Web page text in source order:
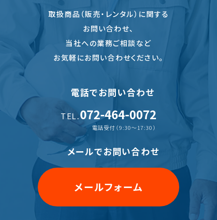
取扱商品（販売・レンタル）に関する
お問い合わせ、
当社への業務ご相談など
お気軽にお問い合わせください。
電話でお問い合わせ
TEL.072-464-0072
電話受付（9:30〜17:30）
メールでお問い合わせ
メールフォーム